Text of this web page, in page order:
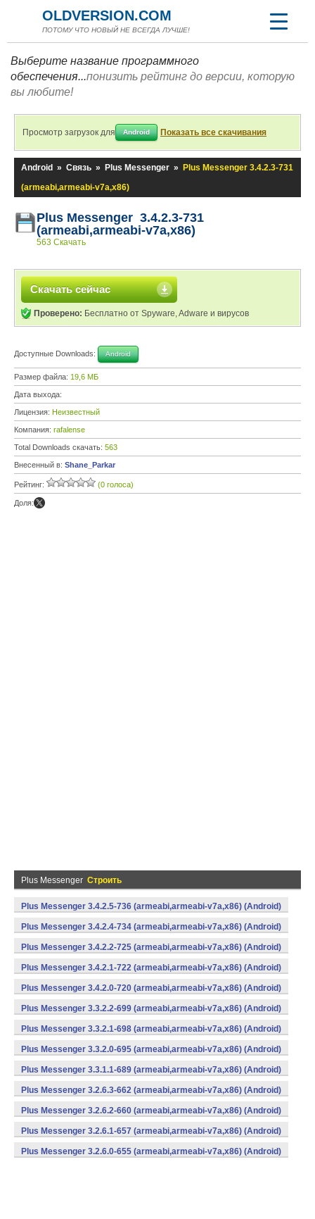
OLDVERSION.COM
ПОТОМУ ЧТО НОВЫЙ НЕ ВСЕГДА ЛУЧШЕ!
Выберите название программного
обеспечения...понизить рейтинг до версии, которую
вы любите!
Просмотр загрузок для Android Показать все скачивания
Android » Связь » Plus Messenger »
Plus Messenger 3.4.2.3-731
(armeabi,armeabi-v7a,x86)
Plus Messenger 3.4.2.3-731
(armeabi,armeabi-v7a,x86)
563 Скачать
Скачать сейчас
Проверено: Бесплатно от Spyware, Adware и вирусов
Доступные Downloads: Android
Размер файла: 19,6 МБ
Дата выхода:
Лицензия: Неизвестный
Компания: rafalense
Total Downloads скачать: 563
Внесенный в: Shane_Parkar
Рейтинг: (0 голоса)
Доля:
Plus Messenger Строить
Plus Messenger 3.4.2.5-736 (armeabi,armeabi-v7a,x86) (Android)
Plus Messenger 3.4.2.4-734 (armeabi,armeabi-v7a,x86) (Android)
Plus Messenger 3.4.2.2-725 (armeabi,armeabi-v7a,x86) (Android)
Plus Messenger 3.4.2.1-722 (armeabi,armeabi-v7a,x86) (Android)
Plus Messenger 3.4.2.0-720 (armeabi,armeabi-v7a,x86) (Android)
Plus Messenger 3.3.2.2-699 (armeabi,armeabi-v7a,x86) (Android)
Plus Messenger 3.3.2.1-698 (armeabi,armeabi-v7a,x86) (Android)
Plus Messenger 3.3.2.0-695 (armeabi,armeabi-v7a,x86) (Android)
Plus Messenger 3.3.1.1-689 (armeabi,armeabi-v7a,x86) (Android)
Plus Messenger 3.2.6.3-662 (armeabi,armeabi-v7a,x86) (Android)
Plus Messenger 3.2.6.2-660 (armeabi,armeabi-v7a,x86) (Android)
Plus Messenger 3.2.6.1-657 (armeabi,armeabi-v7a,x86) (Android)
Plus Messenger 3.2.6.0-655 (armeabi,armeabi-v7a,x86) (Android)